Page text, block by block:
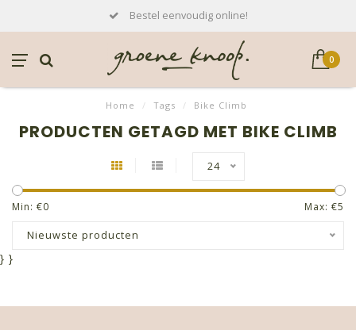
Bestel eenvoudig online!
0
Home / Tags / Bike Climb
PRODUCTEN GETAGD MET BIKE CLIMB
24
Min: €0 Max: €5
Nieuwste producten
} }